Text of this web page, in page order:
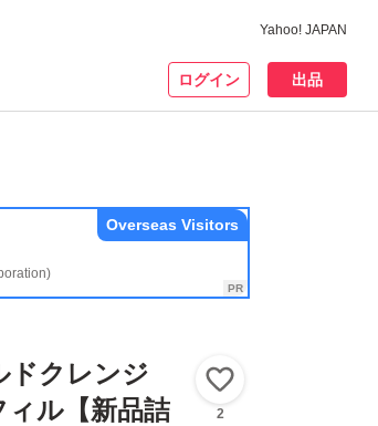
Yahoo! JAPAN
ログイン 出品
Overseas Visitors
クレンジ
ル【新品詰
2